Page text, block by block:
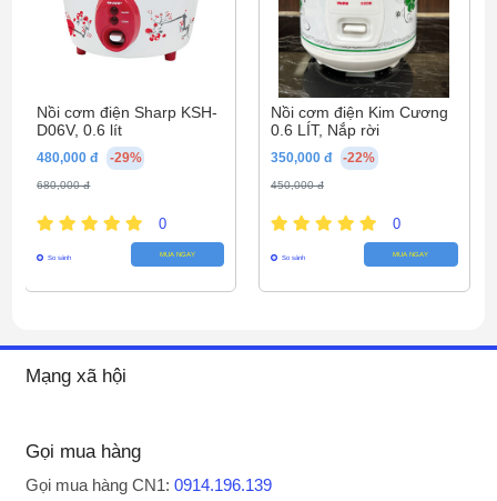
Tiện ích
được món ăn thơm ngon, đảm bảo dinh dưỡng
nhất có thể.
Nồi cơm điện Sharp KSH-
D06V, 0.6 lít
480,000 đ -29%
680,000 đ
0
So sánh MUA NGAY
Nồi cơm điện Kim Cương
0.6 LÍT, Nắp rời
350,000 đ -22%
450,000 đ
0
So sánh MUA NGAY
Gọi mua hàng
Gọi mua hàng CN1:0914.196.139
Mạng xã hội